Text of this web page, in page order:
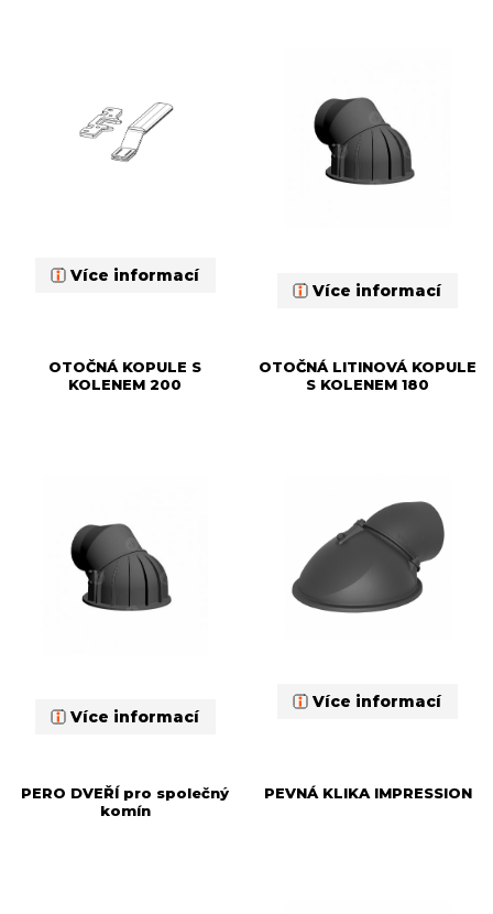
Více informací
Více informací
OTOČNÁ KOPULE S
KOLENEM 200
Více informací
OTOČNÁ LITINOVÁ KOPULE
S KOLENEM 180
Více informací
PERO DVEŘÍ pro společný
komín
PEVNÁ KLIKA IMPRESSION